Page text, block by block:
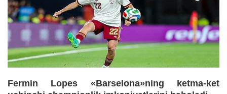
Fermin Lopes «Barselona»ning ketma-ket